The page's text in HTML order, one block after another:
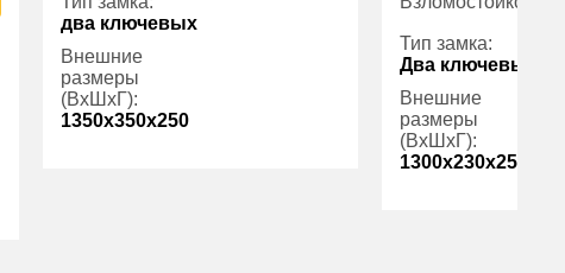
два ключевых
Внешние
размеры
(ВхШхГ):
1350x350x250
Тип замка:
Два ключевых
Внешние
размеры
(ВхШхГ):
1300x230x250